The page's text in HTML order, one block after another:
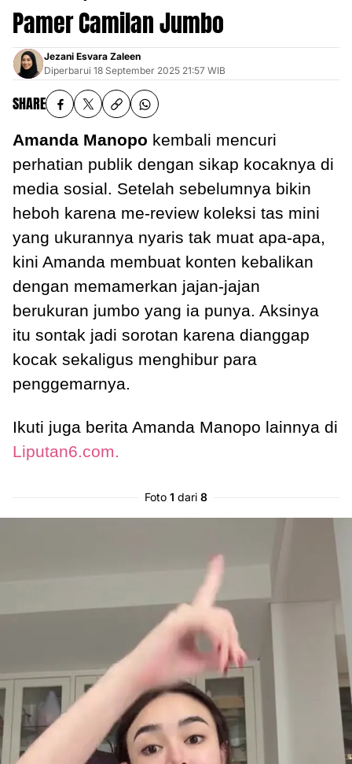
Pamer Camilan Jumbo
Jezani Esvara Zaleen
Diperbarui 18 September 2025 21:57 WIB
SHARE
Amanda Manopo kembali mencuri
perhatian publik dengan sikap kocaknya di
media sosial. Setelah sebelumnya bikin
heboh karena me-review koleksi tas mini
yang ukurannya nyaris tak muat apa-apa,
kini Amanda membuat konten kebalikan
dengan memamerkan jajan-jajan
berukuran jumbo yang ia punya. Aksinya
itu sontak jadi sorotan karena dianggap
kocak sekaligus menghibur para
penggemarnya.
Ikuti juga berita Amanda Manopo lainnya di
Liputan6.com.
Foto 1 dari 8